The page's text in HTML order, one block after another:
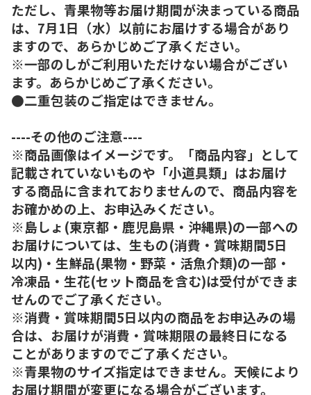
ただし、青果物等お届け期間が決まっている商品
は、7月1日（水）以前にお届けする場合があり
ますので、あらかじめご了承ください。
※一部のしがご利用いただけない場合がござい
ます。あらかじめご了承ください。
●二重包装のご指定はできません。
----その他のご注意----
※商品画像はイメージです。「商品内容」として
記載されていないものや「小道具類」はお届け
する商品に含まれておりませんので、商品内容を
お確かめの上、お申込みください。
※島しょ(東京都・鹿児島県・沖縄県)の一部への
お届けについては、生もの(消費・賞味期間5日
以内)・生鮮品(果物・野菜・活魚介類)の一部・
冷凍品・生花(セット商品を含む)は受付ができま
せんのでご了承ください。
※消費・賞味期間5日以内の商品をお申込みの場
合は、お届けが消費・賞味期限の最終日になる
ことがありますのでご了承ください。
※青果物のサイズ指定はできません。天候により
お届け期間が変更になる場合がございます。